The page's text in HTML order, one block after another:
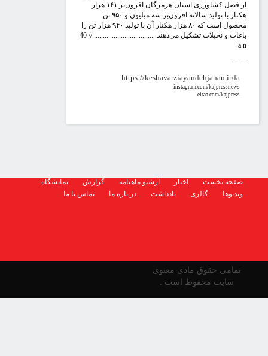
از فصل کشاورزی استان هرمزگان افزون‌بر ۱۶۱ هزار
هکتار با تولید سالانه افزون‌بر سه میلیون و ۹۵۰ تن
محصول است که ۸۰ هزار هکتار آن با تولید ۹۴۰ هزار تن را
و نخیلات تشکیل می‌دهند.......................... ........ // 40
https://keshavarziayandehjahan.ir/fa
instagram.com/kajpressnews
eitaa.com/kajpress
صفحه نخست اخبار آرشیو ماهنامه گزارش
نمایشگاه
گالری یادداشت در باره ما تماس با ما
تمامی حقوق مادی معنوی
سایت محفوظ است .